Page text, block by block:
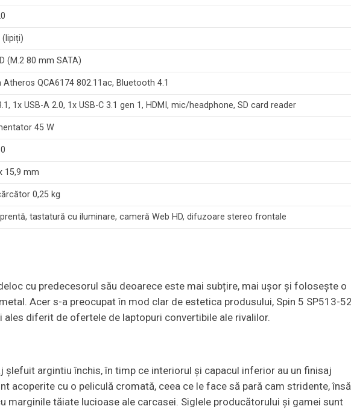
(lipiți)
(M.2 80 mm SATA)
QCA6174 802.11ac, Bluetooth 4.1
1x USB-A 2.0, 1x USB-C 3.1 gen 1, HDMI, mic/headphone, SD card reader
45 W
15,9 mm
0,25 kg
tastatură cu iluminare, cameră Web HD, difuzoare stereo frontale
cu predecesorul său deoarece este mai subțire, mai ușor și folosește o
Acer s-a preocupat în mod clar de estetica produsului, Spin 5 SP513-
diferit de ofertele de laptopuri convertibile ale rivalilor.
șlefuit argintiu închis, în timp ce interiorul și capacul inferior au un finisaj
acoperite cu o peliculă cromată, ceea ce le face să pară cam stridente, însă
marginile tăiate lucioase ale carcasei. Siglele producătorului și gamei sunt